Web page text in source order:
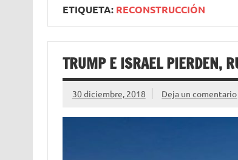
ETIQUETA: RECONSTRUCCIÓN
TRUMP E ISRAEL PIERDEN,
30 diciembre, 2018 Deja un comentario